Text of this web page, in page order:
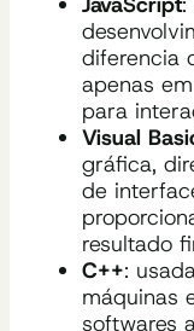
diferencia
apenas
para
Visual
gráfica,
de
resultado
C++:
máquinas
softwares